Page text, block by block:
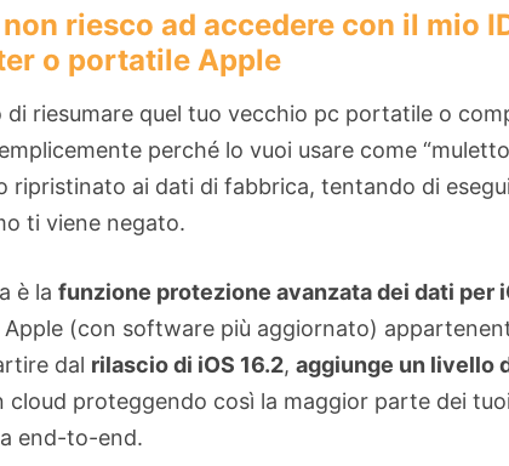
riesco ad accedere con il mio
o portatile Apple
di riesumare quel tuo vecchio pc portatile o
perché lo vuoi usare come
ripristinato ai dati di fabbrica, tentando di
ti viene negato.
è la funzione protezione avanzata dei dati per
(con software più aggiornato)
dal rilascio di iOS 16.2, aggiunge un livello
cloud proteggendo così la maggior parte dei
end-to-end.